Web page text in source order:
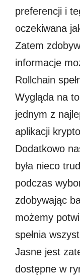
preferencji i
oczekiwana
Zatem
informacje
Rollchain
Wygląda na
jednym z
aplikacji
Dodatkowo
była nieco
podczas
zdobywając
możemy
spełnia
Jasne jest
dostępne w